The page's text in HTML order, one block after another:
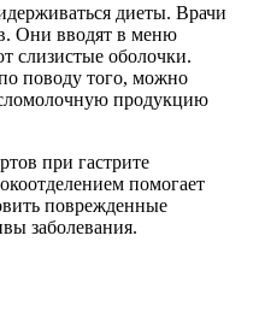
диеты. Врачи
Они вводят в меню
слизистые оболочки.
поводу того, можно
продукцию
при гастрите
помогает
поврежденные
заболевания.